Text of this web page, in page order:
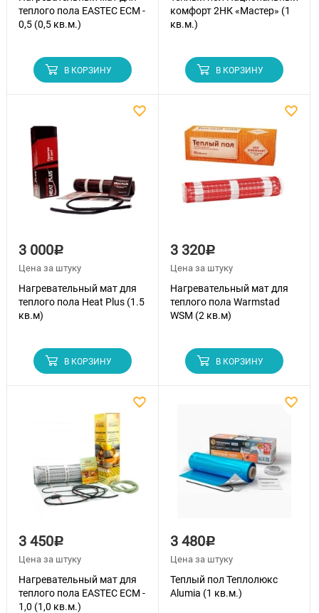
теплого пола EASTEC ECM -
0,5 (0,5 кв.м.)
В КОРЗИНУ
комфорт 2НК «Мастер» (1
кв.м.)
В КОРЗИНУ
3 000Р
Цена за штуку
Нагревательный мат для
теплого пола Heat Plus (1.5
кв.м)
В КОРЗИНУ
3 320Р
Цена за штуку
Нагревательный мат для
теплого пола Warmstad
WSM (2 кв.м)
В КОРЗИНУ
3 450Р
Цена за штуку
Нагревательный мат для
теплого пола EASTEC ECM -
1,0 (1,0 кв.м.)
3 480Р
Цена за штуку
Теплый пол Теплолюкс
Alumia (1 кв.м.)